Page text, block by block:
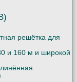
решётка для
и 160 м и широкой